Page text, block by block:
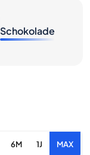
Schokolade
6M 1J MAX